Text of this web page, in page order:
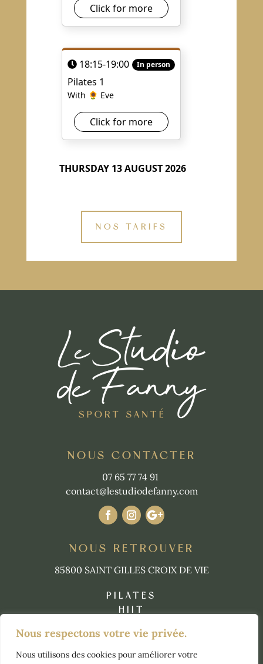
Nous respectons votre vie privée.
Nous utilisons des cookies pour améliorer votre
NOS TARIFS
NOUS CONTACTER
07 65 77 74 91
contact@lestudiodefanny.com
NOUS RETROUVER
85800 SAINT GILLES CROIX DE VIE
PILATES
HIIT
YOGA
HYBRID